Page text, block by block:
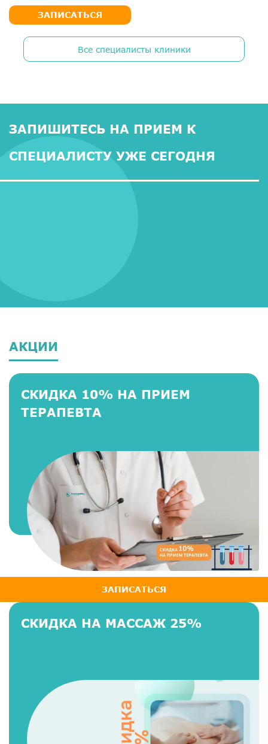
ЗАПИСАТЬСЯ
Все специалисты клиники
ЗАПИШИТЕСЬ НА ПРИЕМ К
СПЕЦИАЛИСТУ УЖЕ СЕГОДНЯ
АКЦИИ
СКИДКА 10% НА ПРИЕМ
ТЕРАПЕВТА
ЗАПИСАТЬСЯ
СКИДКА НА МАССАЖ 25%